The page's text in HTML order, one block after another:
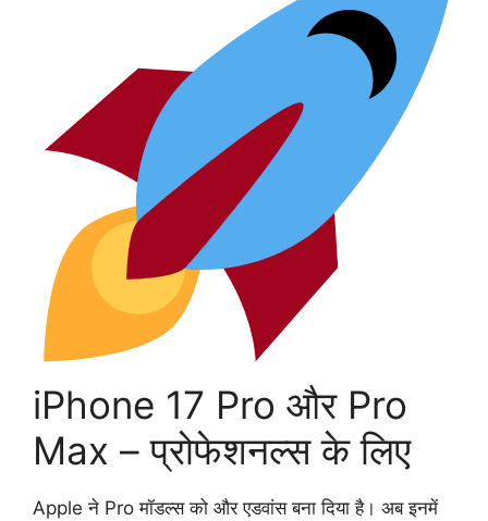
iPhone 17 Pro और Pro
Max – प्रोफेशनल्स के लिए
Apple ने Pro मॉडल्स को और एडवांस बना दिया है। अब इनमें